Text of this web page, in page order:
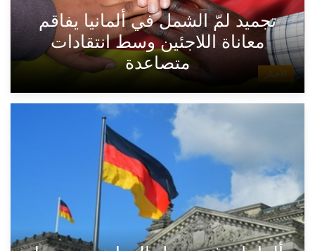
الأخبار
تجميد لمّ الشمل في ألمانيا يفاقم
معاناة اللاجئين وسط انتقادات
متصاعدة